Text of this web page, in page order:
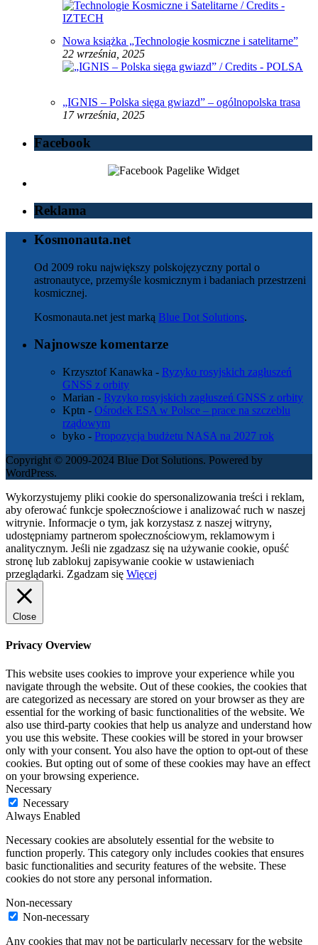
Nowa książka „Technologie kosmiczne i satelitarne”
22 września, 2025
„IGNIS – Polska sięga gwiazd” – ogólnopolska trasa
17 września, 2025
Facebook
Reklama
Kosmonauta.net
Od 2009 roku największy polskojęzyczny portal o
astronautyce, przemyśle kosmicznym i badaniach przestrzeni
kosmicznej.
Kosmonauta.net jest marką Blue Dot Solutions.
Najnowsze komentarze
Krzysztof Kanawka - Ryzyko rosyjskich zagłuszeń
GNSS z orbity
Marian - Ryzyko rosyjskich zagłuszeń GNSS z orbity
Kptn - Ośrodek ESA w Polsce – prace na szczeblu
rządowym
byko - Propozycja budżetu NASA na 2027 rok
Copyright © 2009-2024 Blue Dot Solutions. Powered by
WordPress.
Wykorzystujemy pliki cookie do spersonalizowania treści i reklam,
aby oferować funkcje społecznościowe i analizować ruch w naszej
witrynie. Informacje o tym, jak korzystasz z naszej witryny,
udostępniamy partnerom społecznościowym, reklamowym i
analitycznym. Jeśli nie zgadzasz się na używanie cookie, opuść
stronę lub zablokuj zapisywanie cookie w ustawieniach
przeglądarki. Zgadzam się Więcej
Close
Privacy Overview
This website uses cookies to improve your experience while you
navigate through the website. Out of these cookies, the cookies that
are categorized as necessary are stored on your browser as they are
essential for the working of basic functionalities of the website. We
also use third-party cookies that help us analyze and understand how
you use this website. These cookies will be stored in your browser
only with your consent. You also have the option to opt-out of these
cookies. But opting out of some of these cookies may have an effect
on your browsing experience.
Necessary
Necessary
Always Enabled
Necessary cookies are absolutely essential for the website to
function properly. This category only includes cookies that ensures
basic functionalities and security features of the website. These
cookies do not store any personal information.
Non-necessary
Non-necessary
Any cookies that may not be particularly necessary for the website